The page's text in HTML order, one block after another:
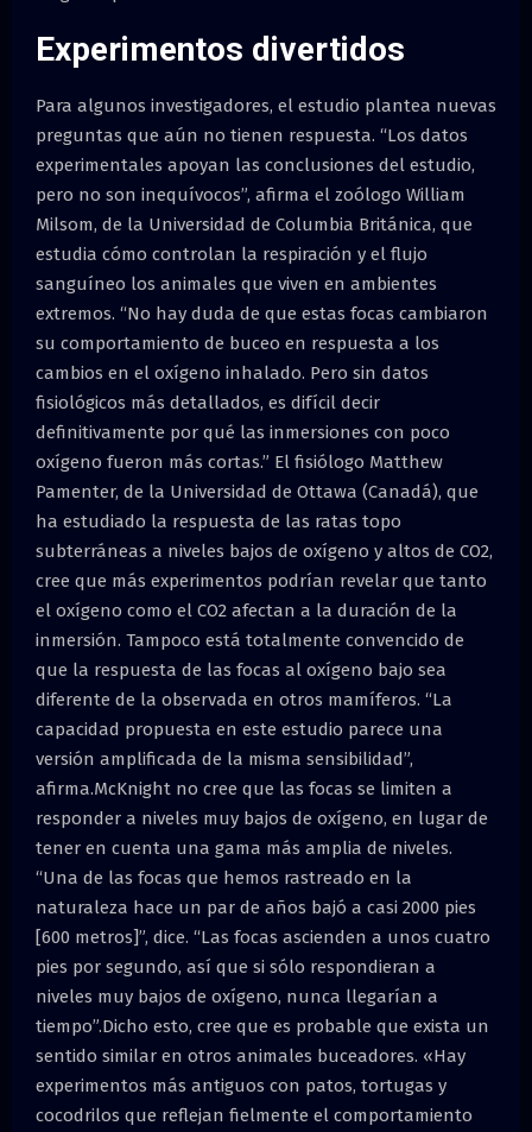
Experimentos divertidos
Para algunos investigadores, el estudio plantea nuevas
preguntas que aún no tienen respuesta. “Los datos
experimentales apoyan las conclusiones del estudio,
pero no son inequívocos”, afirma el zoólogo William
Milsom, de la Universidad de Columbia Británica, que
estudia cómo controlan la respiración y el flujo
sanguíneo los animales que viven en ambientes
extremos. “No hay duda de que estas focas cambiaron
su comportamiento de buceo en respuesta a los
cambios en el oxígeno inhalado. Pero sin datos
fisiológicos más detallados, es difícil decir
definitivamente por qué las inmersiones con poco
oxígeno fueron más cortas.” El fisiólogo Matthew
Pamenter, de la Universidad de Ottawa (Canadá), que
ha estudiado la respuesta de las ratas topo
subterráneas a niveles bajos de oxígeno y altos de CO2,
cree que más experimentos podrían revelar que tanto
el oxígeno como el CO2 afectan a la duración de la
inmersión. Tampoco está totalmente convencido de
que la respuesta de las focas al oxígeno bajo sea
diferente de la observada en otros mamíferos. “La
capacidad propuesta en este estudio parece una
versión amplificada de la misma sensibilidad”,
afirma.McKnight no cree que las focas se limiten a
responder a niveles muy bajos de oxígeno, en lugar de
tener en cuenta una gama más amplia de niveles.
“Una de las focas que hemos rastreado en la
naturaleza hace un par de años bajó a casi 2000 pies
[600 metros]”, dice. “Las focas ascienden a unos cuatro
pies por segundo, así que si sólo respondieran a
niveles muy bajos de oxígeno, nunca llegarían a
tiempo”.Dicho esto, cree que es probable que exista un
sentido similar en otros animales buceadores. «Hay
experimentos más antiguos con patos, tortugas y
cocodrilos que reflejan fielmente el comportamiento